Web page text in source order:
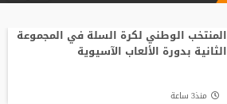
المنتخب الوطني لكرة السلة في المجموعة
الثانية بدورة الألعاب الآسيوية
منذ3 ساعة